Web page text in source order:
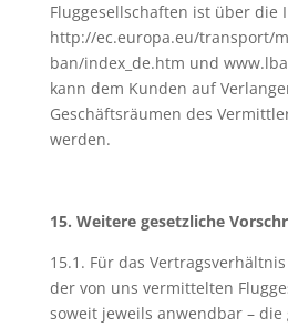
Fluggesellschaften ist über die
http://ec.europa.eu/transport/
ban/index_de.htm und
kann dem Kunden auf
Geschäftsräumen des
werden.
15. Weitere gesetzliche
15.1. Für das
der von uns vermittelten
soweit jeweils anwendbar – die